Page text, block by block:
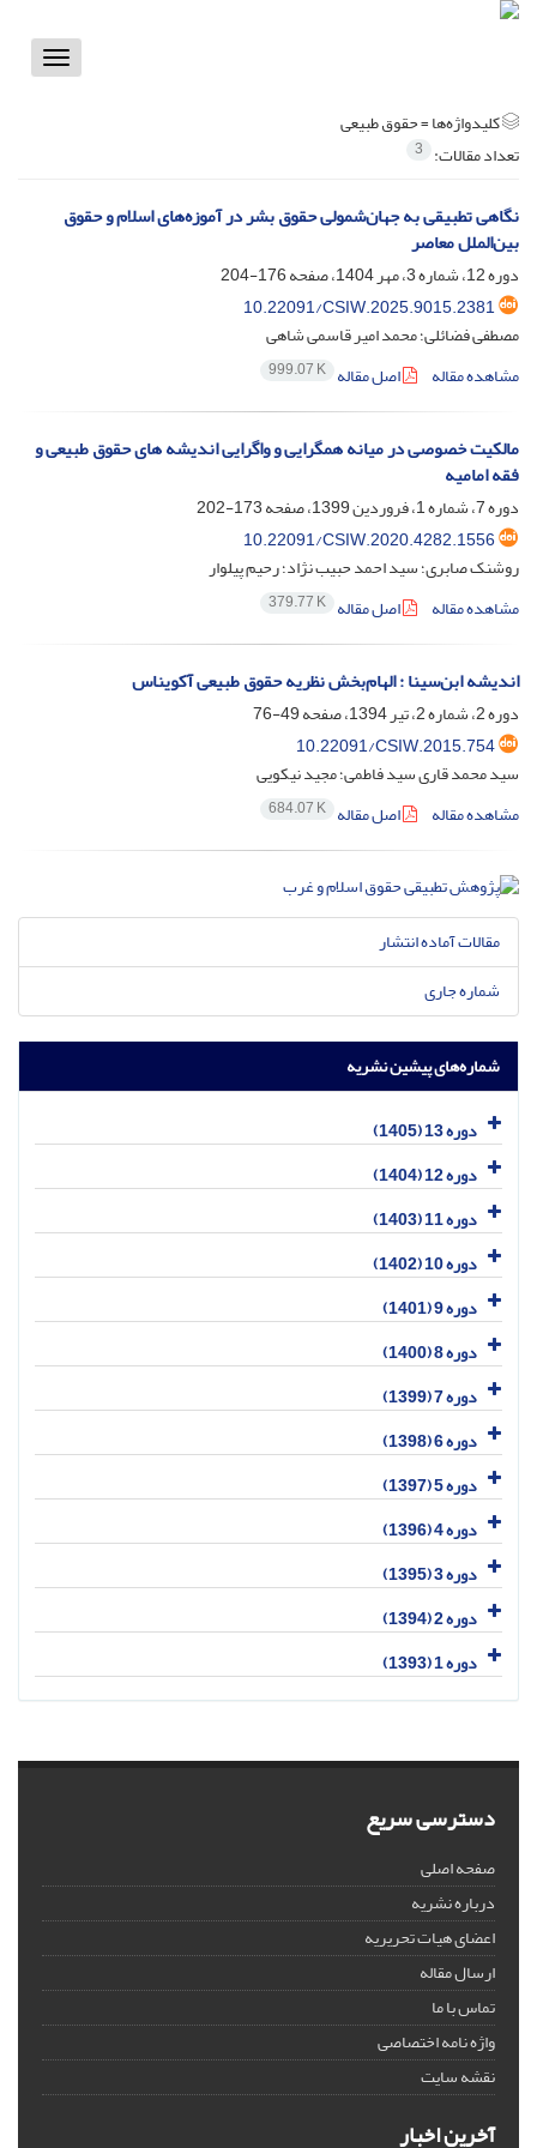
Toggle
کلیدواژه‌ها =حقوق طبیعی
تعداد مقالات: 3
نگاهی تطبیقی به جهان‌شمولی حقوق بشر در آموزه‌های اسلام و حقوق
بین‌الملل معاصر
دوره 12، شماره 3، مهر 1404، صفحه
176-204
10.22091/CSIW.2025.9015.2381
مصطفی فضائلی؛ محمد امیر قاسمی شاهی
مشاهده مقاله
اصل مقاله 999.07 K
مالکیت خصوصی در میانه همگرایی و واگرایی اندیشه های حقوق طبیعی و
فقه امامیه
دوره 7، شماره 1، فروردین 1399، صفحه
173-202
10.22091/CSIW.2020.4282.1556
روشنک صابری؛ سید احمد حبیب نژاد؛ رحیم پیلوار
مشاهده مقاله
اصل مقاله 379.77 K
اندیشه ابن‌سینا : الهام‌بخش نظریه حقوق طبیعی آکویناس
دوره 2، شماره 2، تیر 1394، صفحه
49-76
10.22091/CSIW.2015.754
سید محمد قاری سید فاطمی؛ مجید نیکویی
مشاهده مقاله
اصل مقاله 684.07 K
مقالات آماده انتشار
شماره جاری
شماره‌های پیشین نشریه
دوره 13 (1405)
دوره 12 (1404)
دوره 11 (1403)
دوره 10 (1402)
دوره 9 (1401)
دوره 8 (1400)
دوره 7 (1399)
دوره 6 (1398)
دوره 5 (1397)
دوره 4 (1396)
دوره 3 (1395)
دوره 2 (1394)
دوره 1 (1393)
دسترسی سریع
صفحه اصلی
درباره نشریه
اعضای هیات تحریریه
ارسال مقاله
تماس با ما
واژه نامه اختصاصی
نقشه سایت
آخرین اخبار